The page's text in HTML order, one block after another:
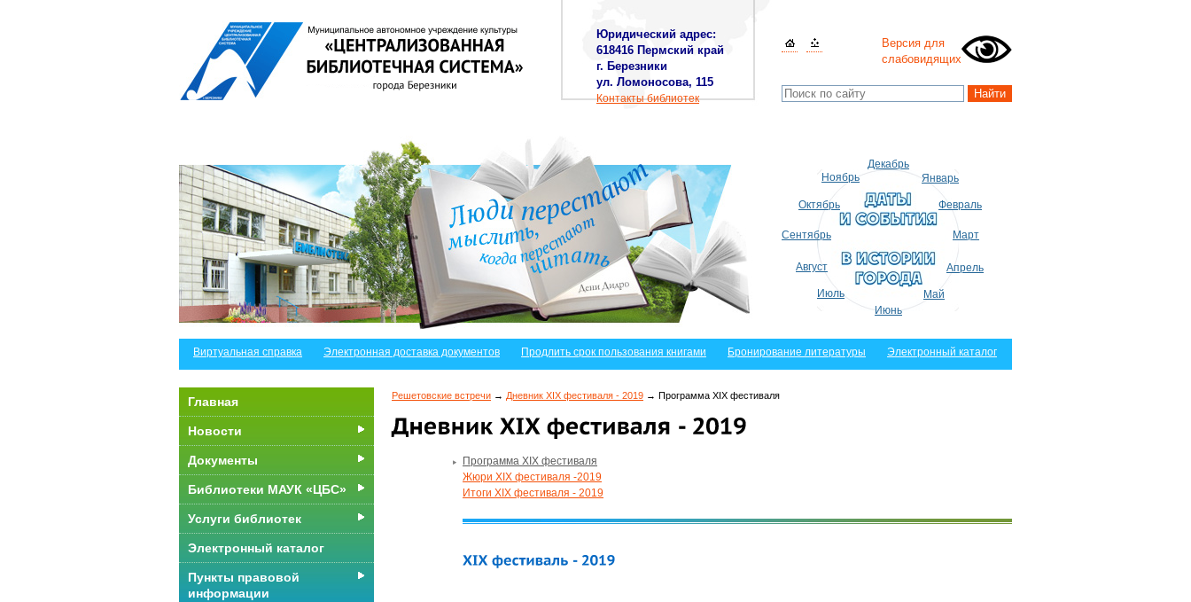
Юридический адрес:
618416 Пермский край
г. Березники
ул. Ломоносова, 115
Контакты библиотек
Версия для
слабовидящих
Январь
Февраль
Март
Апрель
Май
Июнь
Июль
Август
Сентябрь
Октябрь
Ноябрь
Декабрь
Виртуальная справка Электронная доставка документов Продлить срок пользования книгами Бронирование литературы Электронный каталог
Решетовские встречи → Дневник XIX фестиваля - 2019 → Программа XIX фестиваля
Программа XIX фестиваля
Жюри XIX фестиваля -2019
Итоги XIX фестиваля - 2019
Главная
Новости
Документы
Библиотеки МАУК «ЦБС»
Услуги библиотек
Электронный каталог
Пункты правовой
информации